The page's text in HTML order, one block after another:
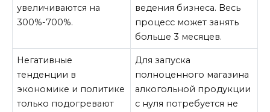
увеличиваются на
300%-700%.
ведения бизнеса. Весь
процесс может занять
больше 3 месяцев.
Негативные
тенденции в
экономике и политике
только подогревают
Для запуска
полноценного магазина
алкогольной продукции
с нуля потребуется не